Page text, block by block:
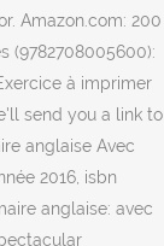
Amazon.com: 200
(9782708005600):
à imprimer
send you a link to
anglaise Avec
2016, isbn
anglaise: avec